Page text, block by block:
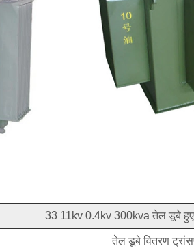
33 11kv 0.4kv 300kva तेल डूबे हुए
तेल डूबे वितरण